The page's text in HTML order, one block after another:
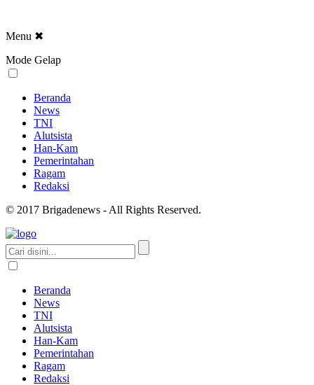
Menu ✖
Mode Gelap
Beranda
News
TNI
Alutsista
Han-Kam
Pemerintahan
Ragam
Redaksi
© 2017 Brigadenews - All Rights Reserved.
Beranda
News
TNI
Alutsista
Han-Kam
Pemerintahan
Ragam
Redaksi